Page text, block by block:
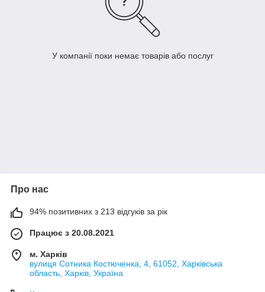
У компанії поки немає товарів або послуг
Про нас
94% позитивних з 213 відгуків за рік
Працює з 20.08.2021
м. Харків
вулиця Сотника Костюченка, 4, 61052, Харківська
область, Харків, Україна